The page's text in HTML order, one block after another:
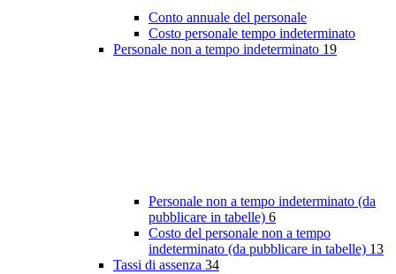
Conto annuale del personale
Costo personale tempo indeterminato
Personale non a tempo indeterminato 19
Personale non a tempo indeterminato (da
pubblicare in tabelle) 6
Costo del personale non a tempo
indeterminato (da pubblicare in tabelle) 13
Tassi di assenza 34